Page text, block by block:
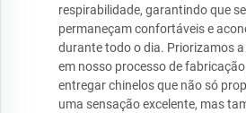
respirabilidade, garantindo que
permaneçam confortáveis e
durante todo o dia. Priorizamos
em nosso processo de
entregar chinelos que não só
uma sensação excelente, mas